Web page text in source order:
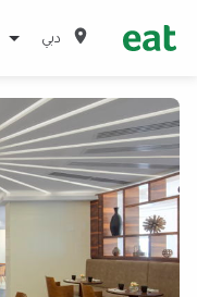
دبي